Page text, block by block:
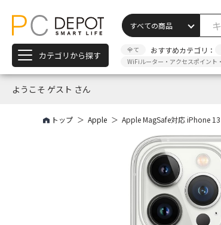
カテゴリから探す 全て おすすめカテゴリ：
WiFiルーター・アクセスポイント
ようこそ ゲスト さん
トップ Apple Apple MagSafe対応 iPhone